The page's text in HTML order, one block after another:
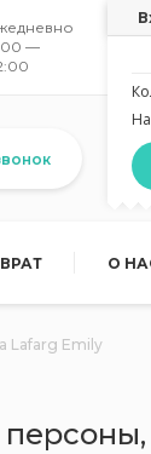
—
О
Lafarg Emily